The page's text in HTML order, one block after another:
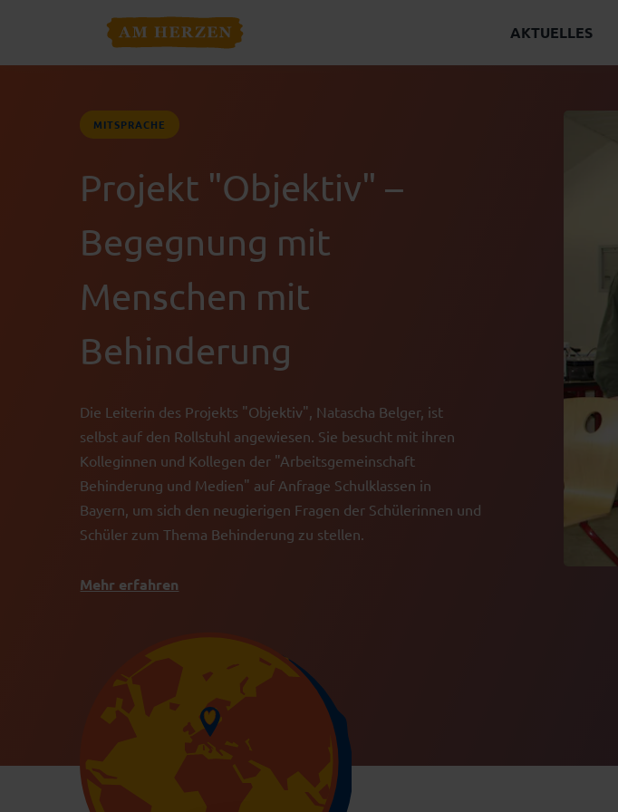
AKTUELLES
MITSPRACHE
Projekt "Objektiv" –
Begegnung mit
Menschen mit
Behinderung
Die Leiterin des Projekts "Objektiv", Natascha Belger, ist
selbst auf den Rollstuhl angewiesen. Sie besucht mit ihren
Kolleginnen und Kollegen der "Arbeitsgemeinschaft
Behinderung und Medien" auf Anfrage Schulklassen in
Bayern, um sich den neugierigen Fragen der Schülerinnen und
Schüler zum Thema Behinderung zu stellen.
Mehr erfahren